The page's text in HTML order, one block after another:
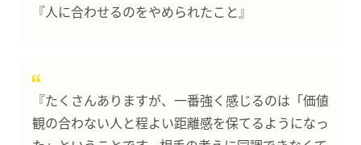
『人に合わせるのをやめられたこと』
『たくさんありますが、一番強く感じるのは「価値
観の合わない人と程よい距離感を保てるようになっ